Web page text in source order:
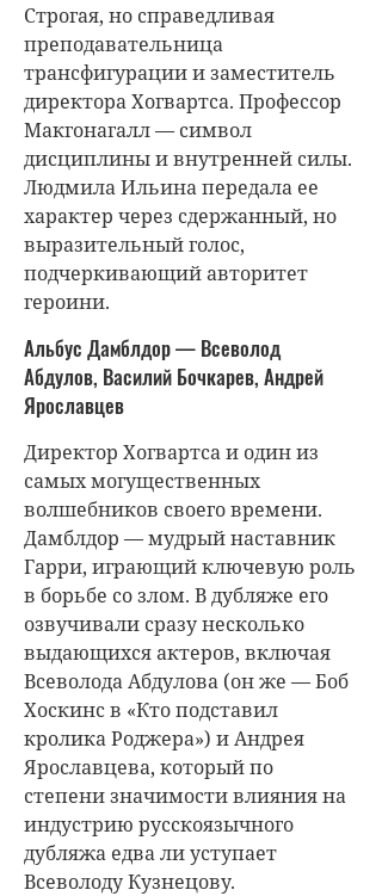
Строгая, но справедливая
преподавательница
трансфигурации и заместитель
директора Хогвартса. Профессор
Макгонагалл — символ
дисциплины и внутренней силы.
Людмила Ильина передала ее
характер через сдержанный, но
выразительный голос,
подчеркивающий авторитет
героини.
Альбус Дамблдор — Всеволод
Абдулов, Василий Бочкарев, Андрей
Ярославцев
Директор Хогвартса и один из
самых могущественных
волшебников своего времени.
Дамблдор — мудрый наставник
Гарри, играющий ключевую роль
в борьбе со злом. В дубляже его
озвучивали сразу несколько
выдающихся актеров, включая
Всеволода Абдулова (он же — Боб
Хоскинс в «Кто подставил
кролика Роджера») и Андрея
Ярославцева, который по
степени значимости влияния на
индустрию русскоязычного
дубляжа едва ли уступает
Всеволоду Кузнецову.